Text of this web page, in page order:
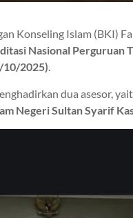
Konseling Islam (BKI)
Nasional Perguruan
10/2025).
dua asesor,
Negeri Sultan Syarif